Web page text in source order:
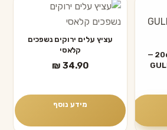
פרח סיכה קטיפה 20cm —
עציץ עלים ירוקים נשפכים
קלאסי
₪ 34.90
מידע נוסף